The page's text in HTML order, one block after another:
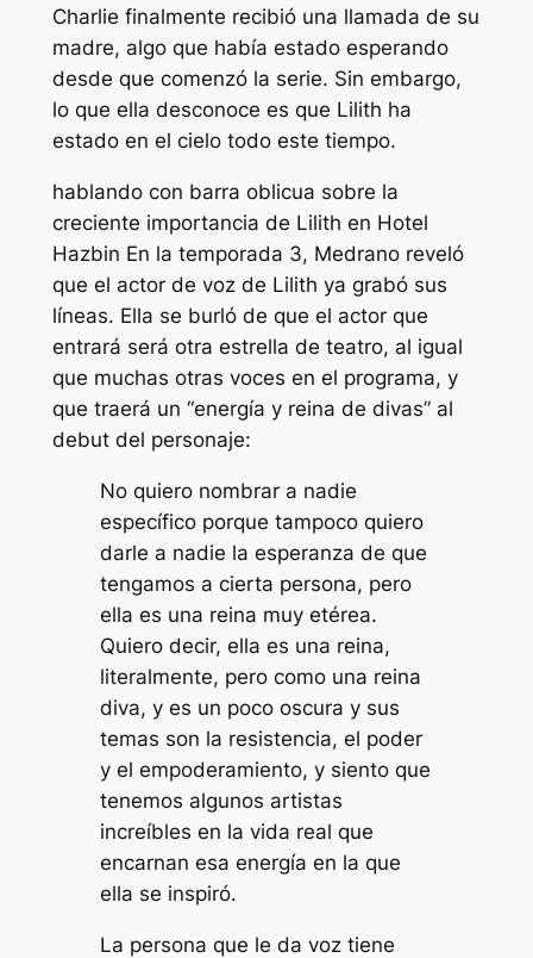
Charlie finalmente recibió una llamada de su
madre, algo que había estado esperando
desde que comenzó la serie. Sin embargo,
lo que ella desconoce es que Lilith ha
estado en el cielo todo este tiempo.
hablando con barra oblicua sobre la
creciente importancia de Lilith en Hotel
Hazbin En la temporada 3, Medrano reveló
que el actor de voz de Lilith ya grabó sus
líneas. Ella se burló de que el actor que
entrará será otra estrella de teatro, al igual
que muchas otras voces en el programa, y ​​
que traerá un “energía y reina de divas” al
debut del personaje:
No quiero nombrar a nadie
específico porque tampoco quiero
darle a nadie la esperanza de que
tengamos a cierta persona, pero
ella es una reina muy etérea.
Quiero decir, ella es una reina,
literalmente, pero como una reina
diva, y es un poco oscura y sus
temas son la resistencia, el poder
y el empoderamiento, y siento que
tenemos algunos artistas
increíbles en la vida real que
encarnan esa energía en la que
ella se inspiró.
La persona que le da voz tiene